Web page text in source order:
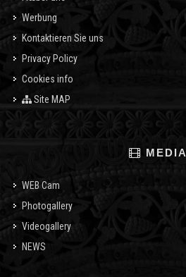
Werbung
Kontaktieren Sie uns
Privacy Policy
Cookies info
Site MAP
MEDIA
WEB Cam
Photogallery
Videogallery
NEWS